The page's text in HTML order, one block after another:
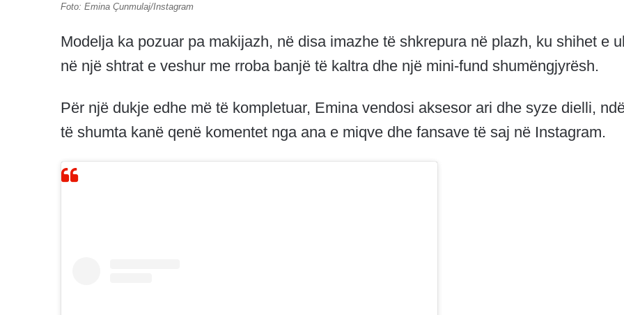
Foto: Emina Çunmulaj/Instagram
Modelja ka pozuar pa makijazh, në disa imazhe të shkrepura në plazh, ku shihet e
në një shtrat e veshur me rroba banjë të kaltra dhe një mini-fund shumëngjyrësh.
Për një dukje edhe më të kompletuar, Emina vendosi aksesor ari dhe syze dielli,
të shumta kanë qenë komentet nga ana e miqve dhe fansave të saj në Instagram.